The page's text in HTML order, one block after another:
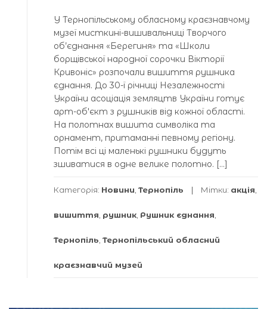
У Тернопільському обласному краєзнавчому
музеї мисткині-вишивальниці Творчого
об’єднання «Берегиня» та «Школи
борщівської народної сорочки Вікторії
Кривоніс» розпочали вишиття рушника
єднання. До 30-ї річниці Незалежності
України асоціація земляцтв України готує
арт-обʼєкт з рушників від кожної області.
На полотнах вишита символіка та
орнамент, притаманні певному регіону.
Потім всі ці маленькі рушники будуть
зшиватися в одне велике полотно. […]
Категорія: Новини Тернопіль Мітки: акція
вишиття рушник Рушник єднання
Тернопіль Тернопільський обласний
краєзнавчий музей